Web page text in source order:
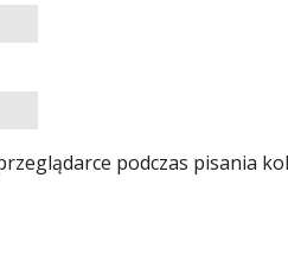
podczas pisania